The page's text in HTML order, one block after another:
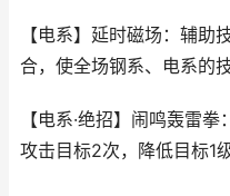
【电系】延时磁场：辅助
合，使全场钢系、电系的
【电系·绝招】闹鸣轰雷
攻击目标2次，降低目标1